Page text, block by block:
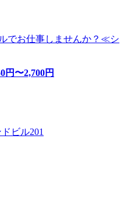
でお仕事しませんか？≪シ
円〜2,700円
ビル201